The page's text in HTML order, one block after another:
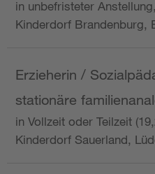
in unbefristeter
Kinderdorf Brandenburg,
Erzieherin /
stationäre
in Vollzeit oder Teilzeit
Kinderdorf Sauerland,